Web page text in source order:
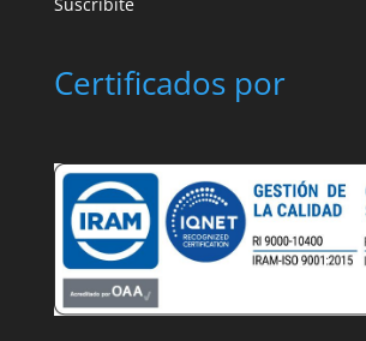
Certificados por